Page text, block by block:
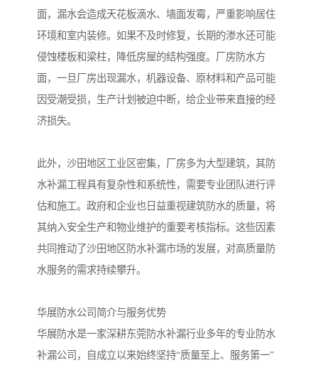
面，漏水会造成天花板滴水、墙面发霉，严重影响居住
环境和室内装修。如果不及时修复，长期的渗水还可能
侵蚀楼板和梁柱，降低房屋的结构强度。厂房防水方
面，一旦厂房出现漏水，机器设备、原材料和产品可能
因受潮受损，生产计划被迫中断，给企业带来直接的经
济损失。
此外，沙田地区工业区密集，厂房多为大型建筑，其防
水补漏工程具有复杂性和系统性，需要专业团队进行评
估和施工。政府和企业也日益重视建筑防水的质量，将
其纳入安全生产和物业维护的重要考核指标。这些因素
共同推动了沙田地区防水补漏市场的发展，对高质量防
水服务的需求持续攀升。
华展防水公司简介与服务优势
华展防水是一家深耕东莞防水补漏行业多年的专业防水
补漏公司，自成立以来始终坚持“质量至上、服务第一”